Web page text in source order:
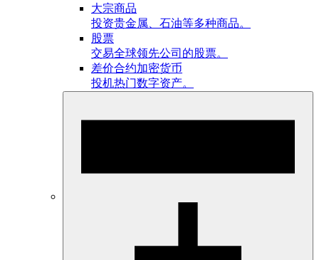
大宗商品
投资贵金属、石油等多种商品。
股票
交易全球领先公司的股票。
差价合约加密货币
投机热门数字资产。